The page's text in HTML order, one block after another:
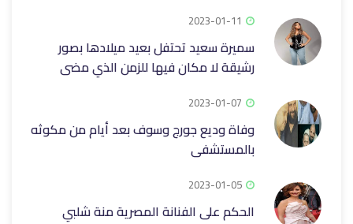
2023-01-11
سميرة سعيد تحتفل بعيد ميلادها بصور
رشيقة لا مكان فيها للزمن الذي مضى
2023-01-07
وفاة وديع جورج وسوف بعد أيام من مكوثه
بالمستشفى
2023-01-05
الحكم على الفنانة المصرية منة شلبي